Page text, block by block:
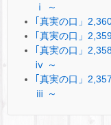
ⅰ ～
｢真実の口」
｢真実の口」
｢真実の口」
ⅳ ～
｢真実の口」
ⅲ ～